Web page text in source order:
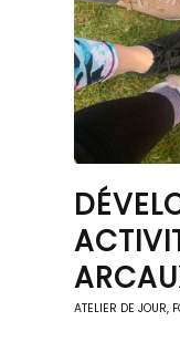
ATELIER DE JOUR,